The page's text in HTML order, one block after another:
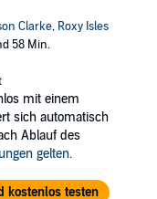
Clarke, Roxy Isles
58 Min.
mit einem
sich automatisch
Ablauf des
gelten.
kostenlos testen